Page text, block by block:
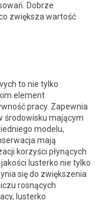
Dobrze
zwiększa wartość
to nie tylko
element
pracy. Zapewnia
środowisku mającym
modelu,
mają
korzyści płynących
lusterko nie tylko
się do zwiększenia
rosnących
lusterko